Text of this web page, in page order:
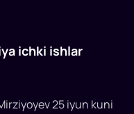
ichki ishlar
25 iyun kuni